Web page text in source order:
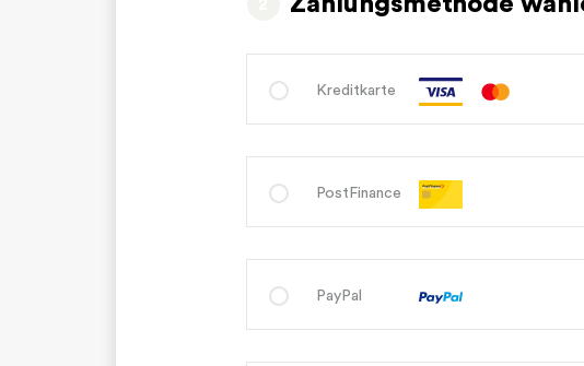
Kreditkarte
PostFinance
PayPal